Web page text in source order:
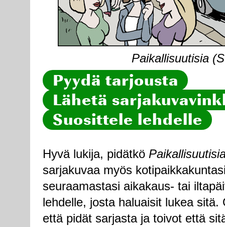
Paikallisuutisia
Pyydä tarjousta
Lähetä
Suosittele lehdelle
Hyvä lukija, pidätkö
sarjakuvaa myös
seuraamastasi aikakaus- tai
lehdelle, josta haluaisit lukea
että pidät sarjasta ja toivot että